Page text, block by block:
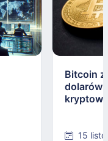
Bitcoin
dolarów:
15